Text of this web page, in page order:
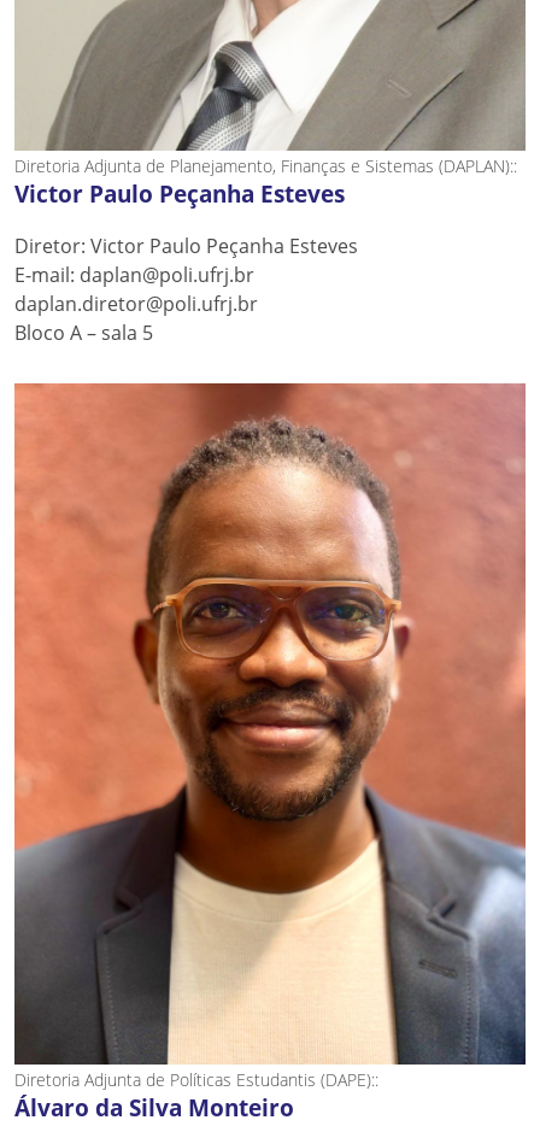
Diretoria Adjunta de Planejamento, Finanças e Sistemas (DAPLAN)::
Victor Paulo Peçanha Esteves
Diretor: Victor Paulo Peçanha Esteves
E-mail: daplan@poli.ufrj.br
daplan.diretor@poli.ufrj.br
Bloco A – sala 5
Diretoria Adjunta de Políticas Estudantis (DAPE)::
Álvaro da Silva Monteiro